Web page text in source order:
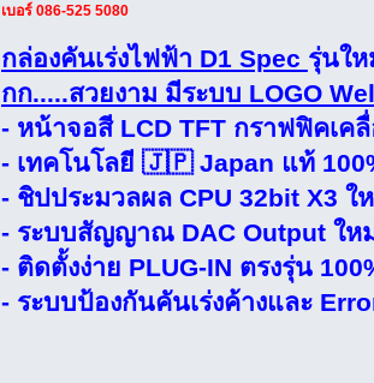
เบอร์ 086-525 5080
กล่องคันเร่งไฟฟ้า D1 Spec รุ่นใ
กก.....สวยงาม มีระบบ LOGO
- หน้าจอสี LCD TFT กราฟฟิคเค
- เทคโนโลยี 🇯🇵 Japan แท้
- ชิปประมวลผล CPU 32bit X3 ใ
- ระบบสัญญาณ DAC Output ให
- ติดตั้งง่าย PLUG-IN ตรงรุ่น
- ระบบป้องกันคันเร่งค้างและ